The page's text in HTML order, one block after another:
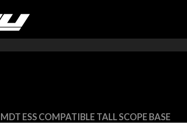
MDT ESS COMPATIBLE TALL SCOPE BASE